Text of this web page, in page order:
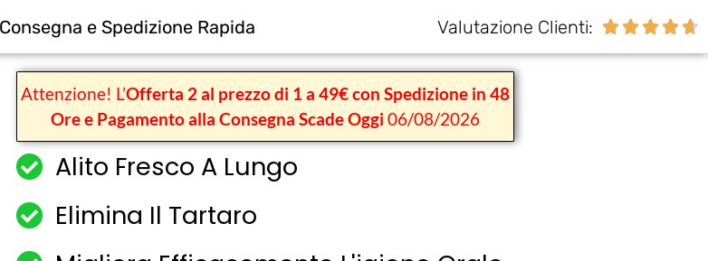
e Spedizione Rapida Valutazione Clienti: 
Attenzione! L’Offerta 2 al prezzo di 1 a 49€ con Spedizione in 48
Ore e Pagamento alla Consegna Scade Oggi 06/08/2026
Alito Fresco A Lungo
Elimina Il Tartaro